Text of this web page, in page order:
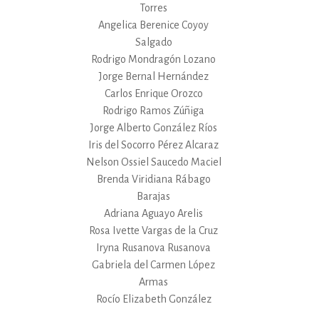
Torres
Angelica Berenice Coyoy
Salgado
Rodrigo Mondragón Lozano
Jorge Bernal Hernández
Carlos Enrique Orozco
Rodrigo Ramos Zúñiga
Jorge Alberto González Ríos
Iris del Socorro Pérez Alcaraz
Nelson Ossiel Saucedo Maciel
Brenda Viridiana Rábago
Barajas
Adriana Aguayo Arelis
Rosa Ivette Vargas de la Cruz
Iryna Rusanova Rusanova
Gabriela del Carmen López
Armas
Rocío Elizabeth González